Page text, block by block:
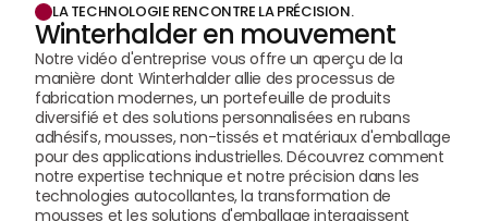
LA TECHNOLOGIE RENCONTRE LA PRÉCISION.
Winterhalder en mouvement
Notre vidéo d'entreprise vous offre un aperçu de la
manière dont Winterhalder allie des processus de
fabrication modernes, un portefeuille de produits
diversifié et des solutions personnalisées en rubans
adhésifs, mousses, non-tissés et matériaux d'emballage
pour des applications industrielles. Découvrez comment
notre expertise technique et notre précision dans les
technologies autocollantes, la transformation de
mousses et les solutions d'emballage interagissent